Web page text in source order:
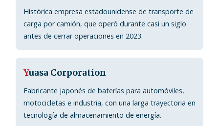
Histórica empresa estadounidense de transporte de
carga por camión, que operó durante casi un siglo
antes de cerrar operaciones en 2023.
Yuasa Corporation
Fabricante japonés de baterías para automóviles,
motocicletas e industria, con una larga trayectoria en
tecnología de almacenamiento de energía.